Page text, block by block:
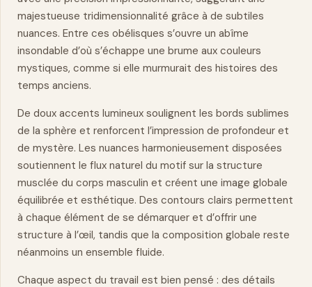
majestueuse tridimensionnalité grâce à de subtiles
nuances. Entre ces obélisques s’ouvre un abîme
insondable d’où s’échappe une brume aux couleurs
mystiques, comme si elle murmurait des histoires des
temps anciens.
De doux accents lumineux soulignent les bords sublimes
de la sphère et renforcent l’impression de profondeur et
de mystère. Les nuances harmonieusement disposées
soutiennent le flux naturel du motif sur la structure
musclée du corps masculin et créent une image globale
équilibrée et esthétique. Des contours clairs permettent
à chaque élément de se démarquer et d’offrir une
structure à l’œil, tandis que la composition globale reste
néanmoins un ensemble fluide.
Chaque aspect du travail est bien pensé : des détails